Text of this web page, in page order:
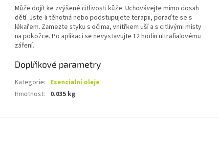
Může dojít ke zvýšené citlivosti kůže. Uchovávejte mimo dosah
dětí. Jste-li těhotná nebo podstupujete terapii, poraďte se s
lékařem. Zamezte styku s očima, vnitřkem uší a s citlivými místy
na pokožce. Po aplikaci se nevystavujte 12 hodin ultrafialovému
záření.
Doplňkové parametry
Kategorie: Esencialní oleje
Hmotnost: 0.035 kg